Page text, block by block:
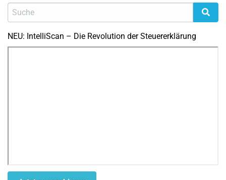
NEU: IntelliScan – Die Revolution der Steuererklärung